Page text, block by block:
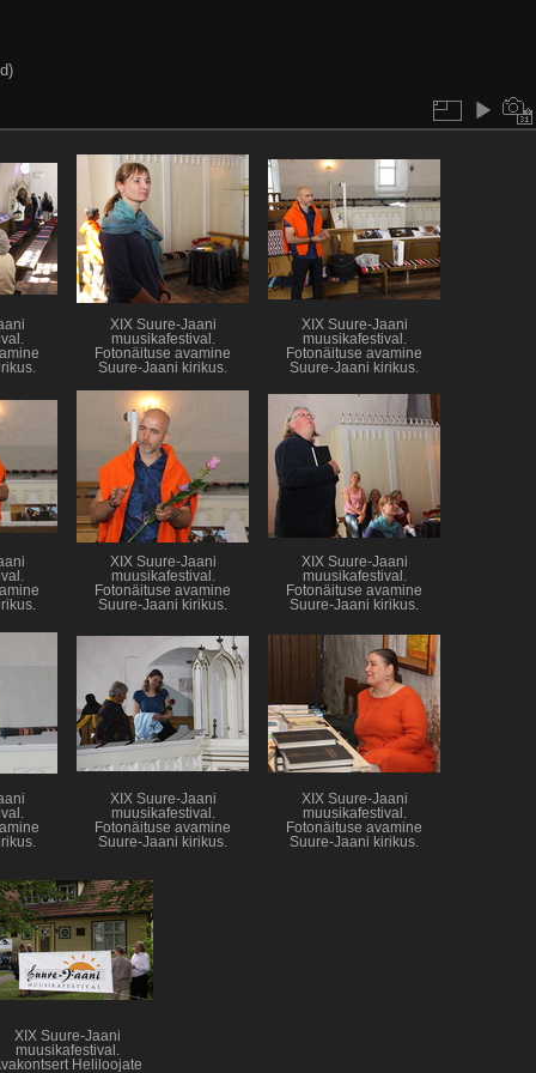
XIX Suure-Jaani
muusikafestival.
Fotonäituse avamine
Suure-Jaani kirikus.
XIX Suure-Jaani
muusikafestival.
Fotonäituse avamine
Suure-Jaani kirikus.
XIX Suure-Jaani
muusikafestival.
Fotonäituse avamine
Suure-Jaani kirikus.
XIX Suure-Jaani
muusikafestival.
Fotonäituse avamine
Suure-Jaani kirikus.
XIX Suure-Jaani
muusikafestival.
Fotonäituse avamine
Suure-Jaani kirikus.
XIX Suure-Jaani
muusikafestival.
Fotonäituse avamine
Suure-Jaani kirikus.
XIX Suure-Jaani
muusikafestival.
Heliloojate